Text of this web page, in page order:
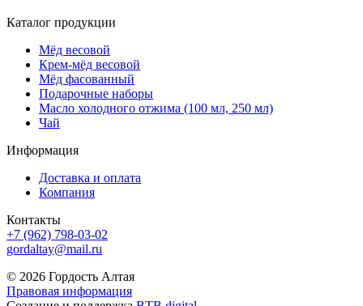
Каталог продукции
Мёд весовой
Крем-мёд весовой
Мёд фасованный
Подарочные наборы
Масло холодного отжима (100 мл, 250 мл)
Чай
Информация
Доставка и оплата
Компания
Контакты
+7 (962) 798-03-02
gordaltay@mail.ru
© 2026 Гордость Алтая
Правовая информация